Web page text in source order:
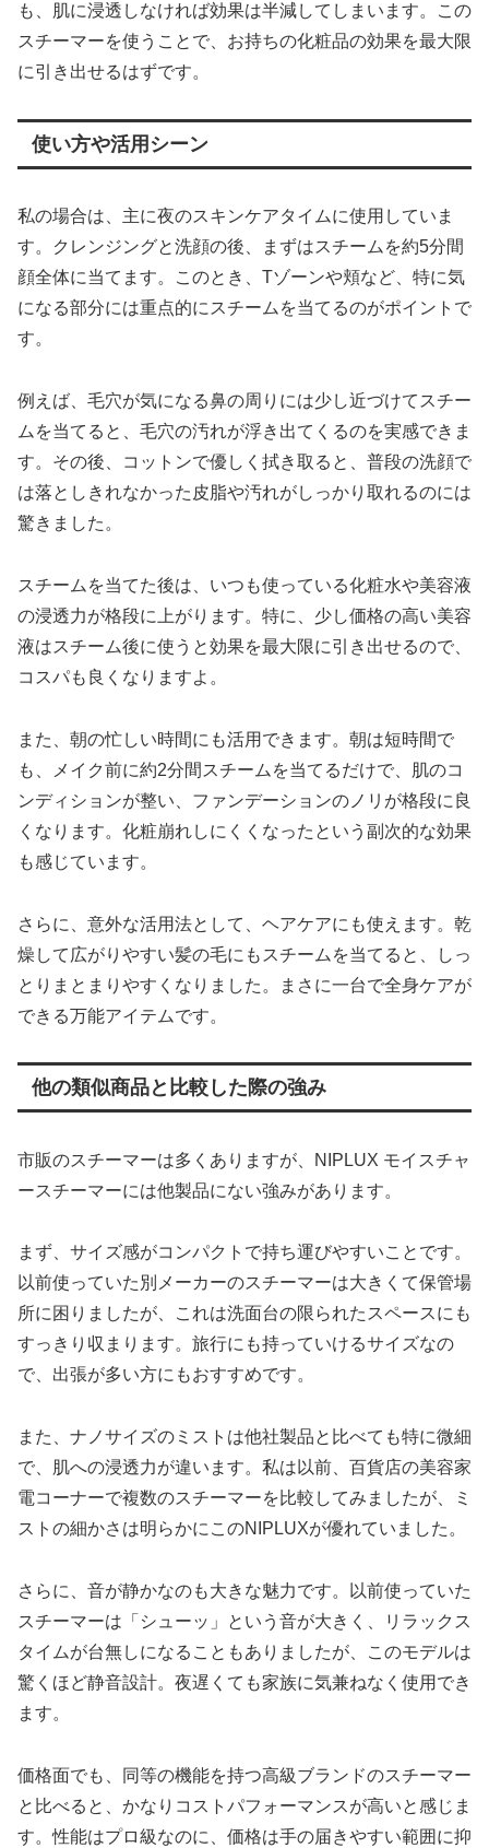
も、肌に浸透しなければ効果は半減してしまいます。この
スチーマーを使うことで、お持ちの化粧品の効果を最大限
に引き出せるはずです。
使い方や活用シーン
私の場合は、主に夜のスキンケアタイムに使用していま
す。クレンジングと洗顔の後、まずはスチームを約5分間
顔全体に当てます。このとき、Tゾーンや頬など、特に気
になる部分には重点的にスチームを当てるのがポイントで
す。
例えば、毛穴が気になる鼻の周りには少し近づけてスチー
ムを当てると、毛穴の汚れが浮き出てくるのを実感できま
す。その後、コットンで優しく拭き取ると、普段の洗顔で
は落としきれなかった皮脂や汚れがしっかり取れるのには
驚きました。
スチームを当てた後は、いつも使っている化粧水や美容液
の浸透力が格段に上がります。特に、少し価格の高い美容
液はスチーム後に使うと効果を最大限に引き出せるので、
コスパも良くなりますよ。
また、朝の忙しい時間にも活用できます。朝は短時間で
も、メイク前に約2分間スチームを当てるだけで、肌のコ
ンディションが整い、ファンデーションのノリが格段に良
くなります。化粧崩れしにくくなったという副次的な効果
も感じています。
さらに、意外な活用法として、ヘアケアにも使えます。乾
燥して広がりやすい髪の毛にもスチームを当てると、しっ
とりまとまりやすくなりました。まさに一台で全身ケアが
できる万能アイテムです。
他の類似商品と比較した際の強み
市販のスチーマーは多くありますが、NIPLUX モイスチャ
ースチーマーには他製品にない強みがあります。
まず、サイズ感がコンパクトで持ち運びやすいことです。
以前使っていた別メーカーのスチーマーは大きくて保管場
所に困りましたが、これは洗面台の限られたスペースにも
すっきり収まります。旅行にも持っていけるサイズなの
で、出張が多い方にもおすすめです。
また、ナノサイズのミストは他社製品と比べても特に微細
で、肌への浸透力が違います。私は以前、百貨店の美容家
電コーナーで複数のスチーマーを比較してみましたが、ミ
ストの細かさは明らかにこのNIPLUXが優れていました。
さらに、音が静かなのも大きな魅力です。以前使っていた
スチーマーは「シューッ」という音が大きく、リラックス
タイムが台無しになることもありましたが、このモデルは
驚くほど静音設計。夜遅くても家族に気兼ねなく使用でき
ます。
価格面でも、同等の機能を持つ高級ブランドのスチーマー
と比べると、かなりコストパフォーマンスが高いと感じま
す。性能はプロ級なのに、価格は手の届きやすい範囲に抑